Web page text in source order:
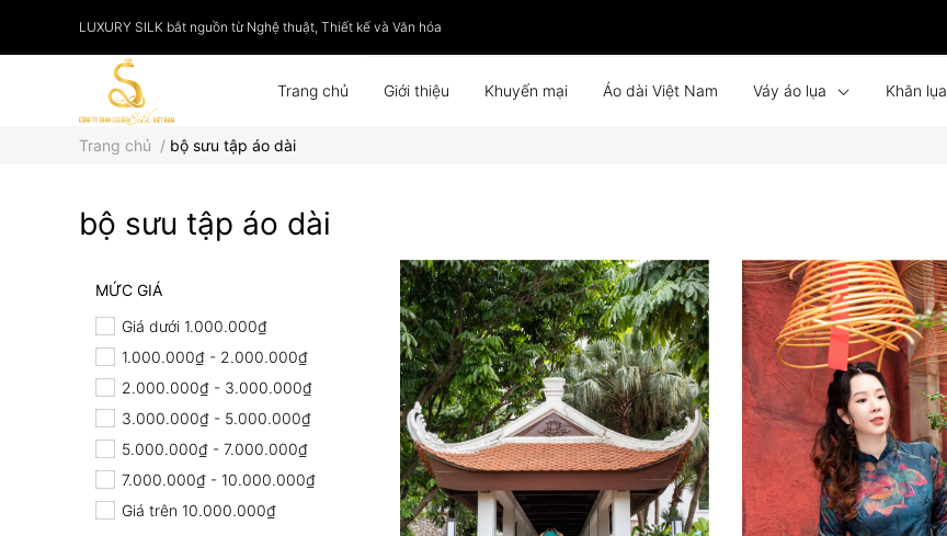
LUXURY SILK bắt nguồn từ Nghệ thuật, Thiết kế và Văn hóa
Trang chủ Giới thiệu Khuyến mại Áo dài Việt Nam Váy áo lụa Khăn lụa
Trang chủ / bộ sưu tập áo dài
bộ sưu tập áo dài
MỨC GIÁ
Giá dưới 1.000.000₫
1.000.000₫ - 2.000.000₫
2.000.000₫ - 3.000.000₫
3.000.000₫ - 5.000.000₫
5.000.000₫ - 7.000.000₫
7.000.000₫ - 10.000.000₫
Giá trên 10.000.000₫